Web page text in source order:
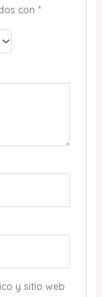
con *
y sitio web